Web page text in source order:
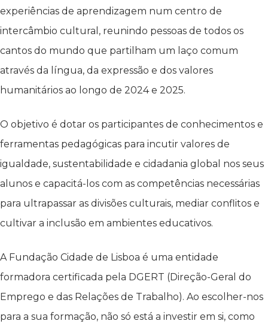
experiências de aprendizagem num centro de
intercâmbio cultural, reunindo pessoas de todos os
cantos do mundo que partilham um laço comum
através da língua, da expressão e dos valores
humanitários ao longo de 2024 e 2025.
O objetivo é dotar os participantes de conhecimentos e
ferramentas pedagógicas para incutir valores de
igualdade, sustentabilidade e cidadania global nos seus
alunos e capacitá-los com as competências necessárias
para ultrapassar as divisões culturais, mediar conflitos e
cultivar a inclusão em ambientes educativos.
A Fundação Cidade de Lisboa é uma entidade
formadora certificada pela DGERT (Direção-Geral do
Emprego e das Relações de Trabalho). Ao escolher-nos
para a sua formação, não só está a investir em si, como